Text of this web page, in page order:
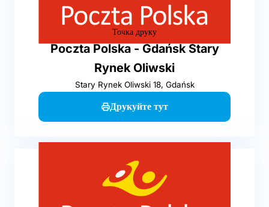
Точка друку
Poczta Polska - Gdańsk Stary
Rynek Oliwski
Stary Rynek Oliwski 18, Gdańsk
Друкуйте тут